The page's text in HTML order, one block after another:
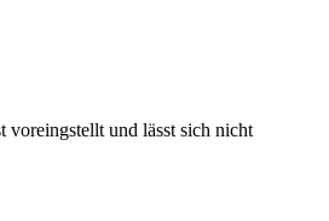
und lässt sich nicht